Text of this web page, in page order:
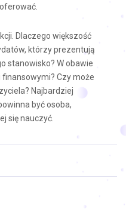
Dlaczego większość
którzy prezentują
stanowisko? W obawie
Czy może
Najbardziej
być osoba,
się nauczyć.